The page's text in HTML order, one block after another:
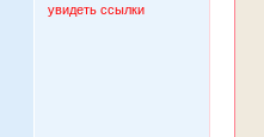
увидеть ссылки